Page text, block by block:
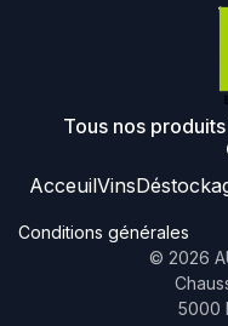
Tous nos
AcceuilVins
Conditions générales
© 2026
5000